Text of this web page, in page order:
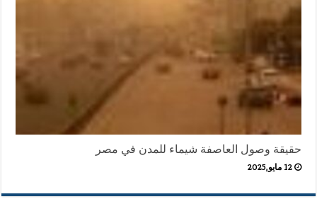
حقيقة وصول العاصفة شيماء للمدن في مصر
12 مايو,2025